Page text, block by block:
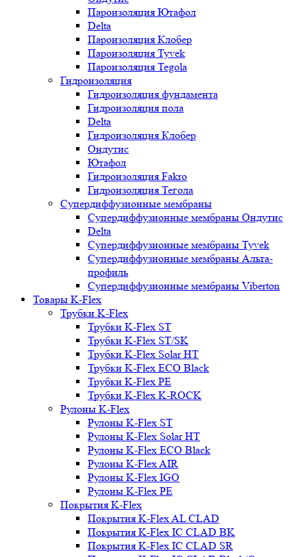
Пароизоляция Ютафол
Delta
Пароизоляция Клобер
Пароизоляция Tyvek
Пароизоляция Tegola
Гидроизоляция
Гидроизоляция фундамента
Гидроизоляция пола
Delta
Гидроизоляция Клобер
Ондутис
Ютафол
Гидроизоляция Fakro
Гидроизоляция Тегола
Супердиффузионные мембраны
Супердиффузионные мембраны Ондутис
Delta
Супердиффузионные мембраны Tyvek
Супердиффузионные мембраны Альта-
профиль
Супердиффузионные мембраны Viberton
Товары K-Flex
Трубки K-Flex
Трубки K-Flex ST
Трубки K-Flex ST/SK
Трубки K-Flex Solar HT
Трубки K-Flex ECO Black
Трубки K-Flex PE
Трубки K-Flex K-ROCK
Рулоны K-Flex
Рулоны K-Flex ST
Рулоны K-Flex Solar HT
Рулоны K-Flex ECO Black
Рулоны K-Flex AIR
Рулоны K-Flex IGO
Рулоны K-Flex PE
Покрытия K-Flex
Покрытия K-Flex AL CLAD
Покрытия K-Flex IC CLAD BK
Покрытия K-Flex IC CLAD SR